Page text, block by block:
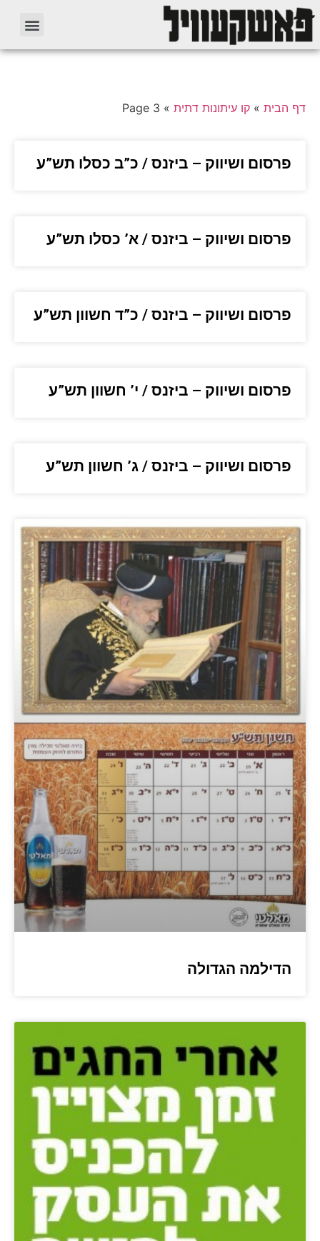
דף הבית » קו עיתונות דתית »
Page 3
פרסום ושיווק – ביזנס / כ”ב כסלו תש”ע
פרסום ושיווק – ביזנס / א’ כסלו תש”ע
פרסום ושיווק – ביזנס / כ”ד חשוון תש”ע
פרסום ושיווק – ביזנס / י’ חשוון תש”ע
פרסום ושיווק – ביזנס / ג’ חשוון תש”ע
הדילמה הגדולה